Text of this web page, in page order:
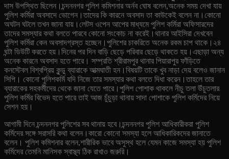
দাস উপস্থিত ছিলেন। চন্দননগর পুলিশ কমিশনার অর্নব ঘোষ বলেন,অনেক সময় দেখা যায়
পুলিশ কর্মিরা অবসাদে ভোগেন।তাদের কি কারনে অবসাদ তা কাউকেই বলেন না।কোনো
অঘটন ঘটলে তখন জানা যায়।লেটস ওপেন আপের মাধ্যমে পুলিশ কর্মিরা অফিসারদের
তাদের সমস্যার কথা বলতে পারবে কোনো সংকোচ না করেই। থানার আইসিরা দেখবেন
পুলিশ কর্মিরা কেন অবসাদগ্রস্ত হচ্ছেন।পুলিশের চাকরিতে অনেক রকম চাপ থাকে।২৪
ঘন্টা ডিউটি করতে হয়।দিনের পর দিন বাড়ি ছেড়ে পরিবার ছেড়ে থাকতে হয়।এছাড়া অন্য
অনেক কারনে অবসাদ হতে পারে। সম্প্রতি শ্রীরামপুর থানার পিয়ারাপুর ফাঁড়িতে
কনস্টেবল বিশ্বপ্রিয় কুন্ডু ব্যারাকে আত্মঘাতী হন। বিষয়টি তাকে খুব নাড়া দেয় বলেও জানান
সিপি। কোনো পুলিশকর্মি যদি নিজে তার সমস্যার কথা বলতে দিধা করেন।তাহলে তার
ব্যারাকের সহকর্মীদের থেকে জানা যেতে পারে।পুলিশ পোশাক থাকলে নীচু তলা উঁচুতলার
পুলিশ কর্মির বিভেদ হতে পারে তাই আজ চুঁচুড়া থানায় সাদা পোশাকে পুলিশ কর্মিদের নিয়ে
সেশন হয়।
আগামী দিনে চন্দননগর পুলিশের সব থানায় হবে।চন্দননগর পুলিশ আধিকারীকরা পুলিশ
কর্মিদের সঙ্গে সরাসরি কথা বলেন।কারো কোনো সমস্যা হলে আধিকারিকদের জানাতে
বলেন। পুলিশ কমিশনার বলেন,শারীরিক ভাবে অসুস্থ হলে যেমন কাজে সমস্যা হয় পুলিশ
কর্মিদের তেমনি মানিসক স্বাস্থ্য ঠিক রাখাও জরুরি।